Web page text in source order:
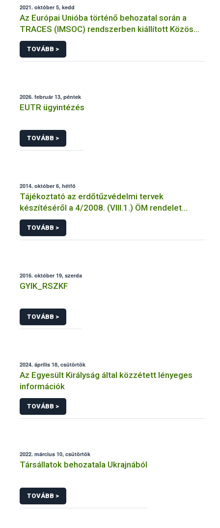
2021. október 5, kedd
Az Európai Unióba történő behozatal során a
TRACES (IMSOC) rendszerben kiállított Közös
Egészségügyi Beléptetési Okmány: KEBO-D
(angolul: CHEDD) használata
TOVÁBB >
2026. február 13, péntek
EUTR ügyintézés
TOVÁBB >
2014. október 6, hétfő
Tájékoztató az erdőtűzvédelmi tervek
készítéséről a 4/2008. (VIII.1.) ÖM rendelet
előírásai alapján
TOVÁBB >
2016. október 19, szerda
GYIK_RSZKF
TOVÁBB >
2024. április 18, csütörtök
Az Egyesült Királyság által közzétett lényeges
információk
TOVÁBB >
2022. március 10, csütörtök
Társállatok behozatala Ukrajnából
TOVÁBB >